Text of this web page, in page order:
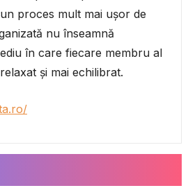
proces mult mai ușor de
nu înseamnă
în care fiecare membru al
și mai echilibrat.